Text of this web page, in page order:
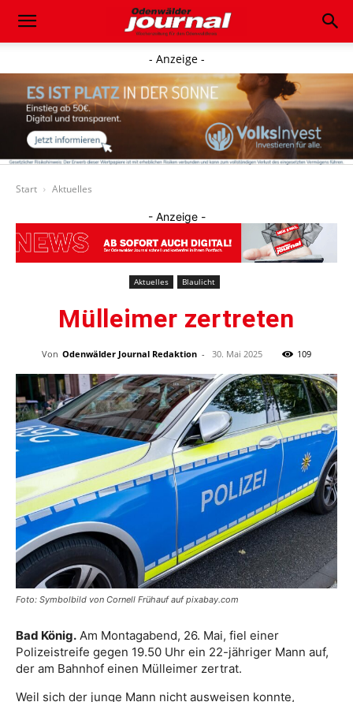
- Anzeige -
Start Aktuelles
- Anzeige -
Aktuelles Blaulicht
Mülleimer zertreten
Von Odenwälder Journal Redaktion - 30. Mai 2025 109
Foto: Symbolbild von Cornell Frühauf auf pixabay.com
Bad König. Am Montagabend, 26. Mai, fiel einer
Polizeistreife gegen 19.50 Uhr ein 22-jähriger Mann auf,
der am Bahnhof einen Mülleimer zertrat.
Weil sich der junge Mann nicht ausweisen konnte,